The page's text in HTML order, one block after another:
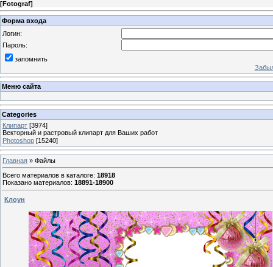
[Fotograf]
Форма входа
Логин:
Пароль:
запомнить
Меню сайта
Categories
Клипарт [3974]
Векторный и растровый клипарт для Ваших работ
Photoshop [15240]
Главная » Файлы
Всего материалов в каталоге: 18918
Показано материалов: 18891-18900
Клоун